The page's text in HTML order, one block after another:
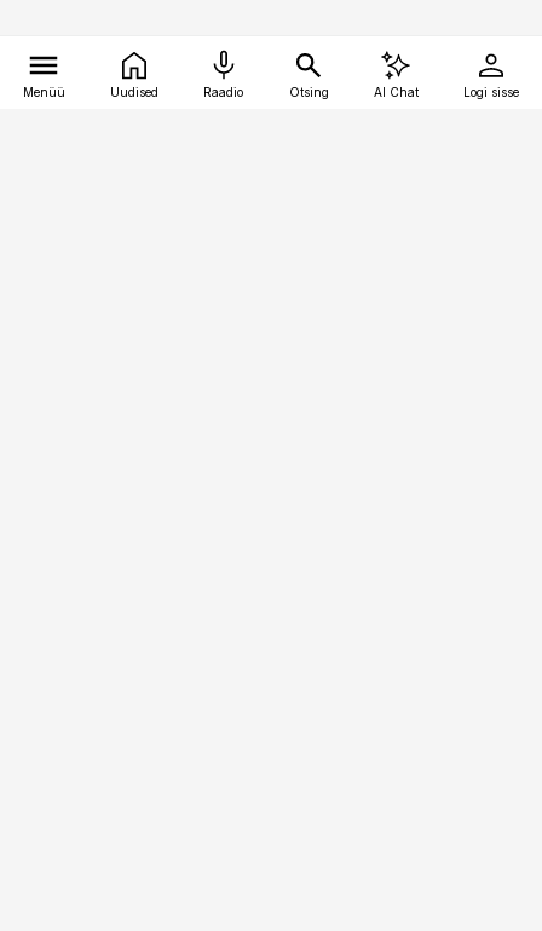
Menüü Uudised Raadio Otsing AI Chat Logi sisse